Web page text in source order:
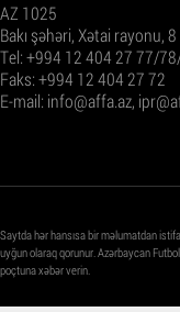
AZ 1025
Bakı şəhəri, Xətai rayonu,
Tel: +994 12 404 27 77/
Faks: +994 12 404 27 72
E-mail: info@affa.az,
Saytda hər hansısa bir məlumatdan
uyğun olaraq qorunur. Azərbaycan
poçtuna xəbər verin.